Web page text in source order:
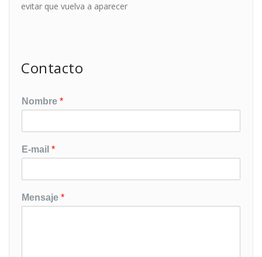
evitar que vuelva a aparecer
Contacto
Nombre *
E-mail *
Mensaje *